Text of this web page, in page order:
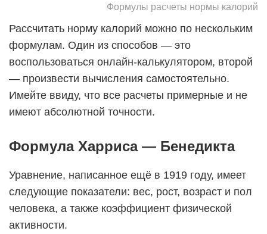
Формулы расчеты нормы калорий
Рассчитать норму калорий можно по нескольким
формулам. Один из способов — это
воспользоваться онлайн-калькулятором, второй
— произвести вычисления самостоятельно.
Имейте ввиду, что все расчеты примерные и не
имеют абсолютной точности.
Формула Харриса — Бенедикта
Уравнение, написанное ещё в 1919 году, имеет
следующие показатели: вес, рост, возраст и пол
человека, а также коэффициент физической
активности.